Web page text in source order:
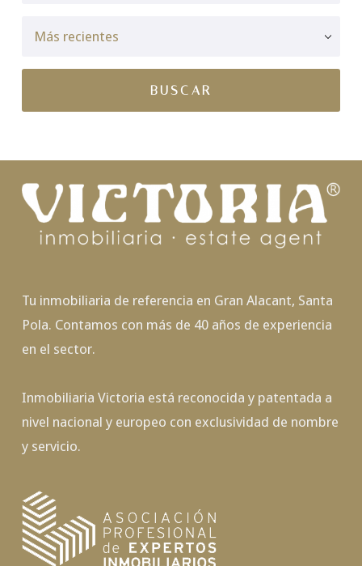
Tu inmobiliaria de referencia en Gran Alacant, Santa
Pola. Contamos con más de 40 años de experiencia
en el sector.
Inmobiliaria Victoria está reconocida y patentada a
nivel nacional y europeo con exclusividad de nombre
y servicio.